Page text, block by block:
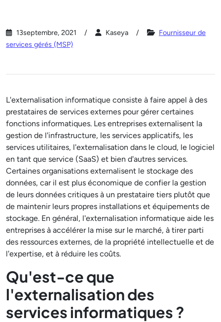
13septembre, 2021 Kaseya
Fournisseur de
services gérés (MSP)
L'externalisation informatique consiste à faire appel à des
prestataires de services externes pour gérer certaines
fonctions informatiques. Les entreprises externalisent la
gestion de l'infrastructure, les services applicatifs, les
services utilitaires, l'externalisation dans le cloud, le logiciel
en tant que service (SaaS) et bien d'autres services.
Certaines organisations externalisent le stockage des
données, car il est plus économique de confier la gestion
de leurs données critiques à un prestataire tiers plutôt que
de maintenir leurs propres installations et équipements de
stockage. En général, l'externalisation informatique aide les
entreprises à accélérer la mise sur le marché, à tirer parti
des ressources externes, de la propriété intellectuelle et de
l'expertise, et à réduire les coûts.
Qu'est-ce que
l'externalisation des
services informatiques ?